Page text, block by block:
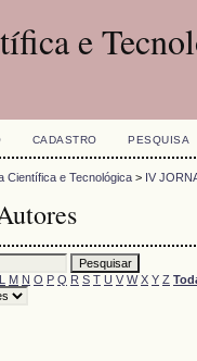
e
CADASTRO PESQUISA
Científica e Tecnológica > IV
L M N O P Q R S T U V W X Y Z